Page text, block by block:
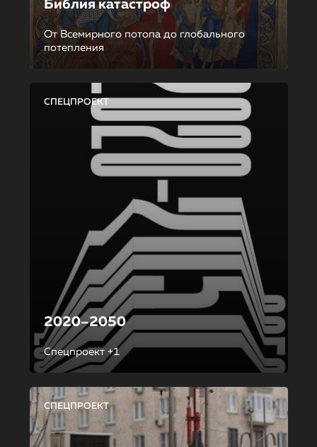
Библия катастроф
От Всемирного потопа до глобального
потепления
СПЕЦПРОЕКТ
2020–2050
Спецпроект +1
СПЕЦПРОЕКТ